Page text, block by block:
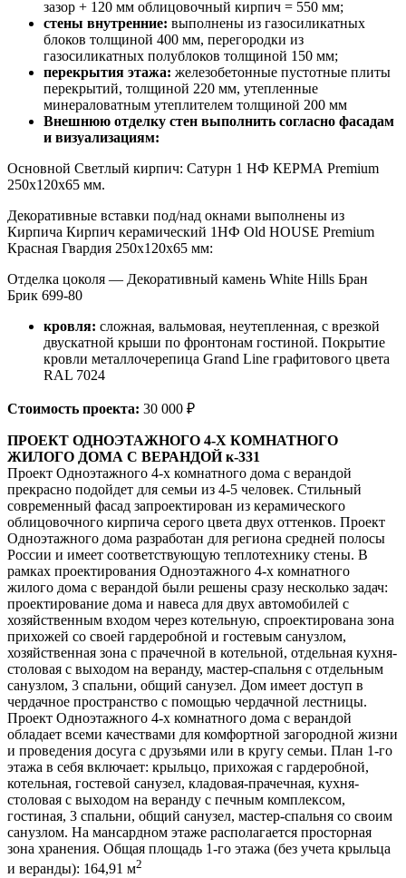
зазор + 120 мм облицовочный кирпич = 550 мм;
стены внутренние: выполнены из газосиликатных
блоков толщиной 400 мм, перегородки из
газосиликатных полублоков толщиной 150 мм;
перекрытия этажа: железобетонные пустотные плиты
перекрытий, толщиной 220 мм, утепленные
минераловатным утеплителем толщиной 200 мм
Внешнюю отделку стен выполнить согласно фасадам
и визуализациям:
Основной Светлый кирпич: Сатурн 1 НФ КЕРМА Premium
250х120х65 мм.
Декоративные вставки под/над окнами выполнены из
Кирпича Кирпич керамический 1НФ Old HOUSE Premium
Красная Гвардия 250х120х65 мм:
Отделка цоколя — Декоративный камень White Hills Бран
Брик 699-80
кровля: сложная, вальмовая, неутепленная, с врезкой
двускатной крыши по фронтонам гостиной. Покрытие
кровли металлочерепица Grand Line графитового цвета
RAL 7024
Стоимость проекта: 30 000 ₽
ПРОЕКТ ОДНОЭТАЖНОГО 4-Х КОМНАТНОГО
ЖИЛОГО ДОМА С ВЕРАНДОЙ к-331
Проект Одноэтажного 4-х комнатного дома с верандой
прекрасно подойдет для семьи из 4-5 человек. Стильный
современный фасад запроектирован из керамического
облицовочного кирпича серого цвета двух оттенков. Проект
Одноэтажного дома разработан для региона средней полосы
России и имеет соответствующую теплотехнику стены. В
рамках проектирования Одноэтажного 4-х комнатного
жилого дома с верандой были решены сразу несколько задач:
проектирование дома и навеса для двух автомобилей с
хозяйственным входом через котельную, спроектирована зона
прихожей со своей гардеробной и гостевым санузлом,
хозяйственная зона с прачечной в котельной, отдельная кухня-
столовая с выходом на веранду, мастер-спальня с отдельным
санузлом, 3 спальни, общий санузел. Дом имеет доступ в
чердачное пространство с помощью чердачной лестницы.
Проект Одноэтажного 4-х комнатного дома с верандой
обладает всеми качествами для комфортной загородной жизни
и проведения досуга с друзьями или в кругу семьи. План 1-го
этажа в себя включает: крыльцо, прихожая с гардеробной,
котельная, гостевой санузел, кладовая-прачечная, кухня-
столовая с выходом на веранду с печным комплексом,
гостиная, 3 спальни, общий санузел, мастер-спальня со своим
санузлом. На мансардном этаже располагается просторная
зона хранения. Общая площадь 1-го этажа (без учета крыльца
и веранды): 164,91 м2